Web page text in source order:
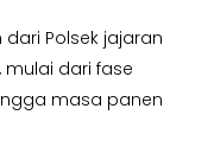
Polsek jajaran
mulai dari fase
masa panen